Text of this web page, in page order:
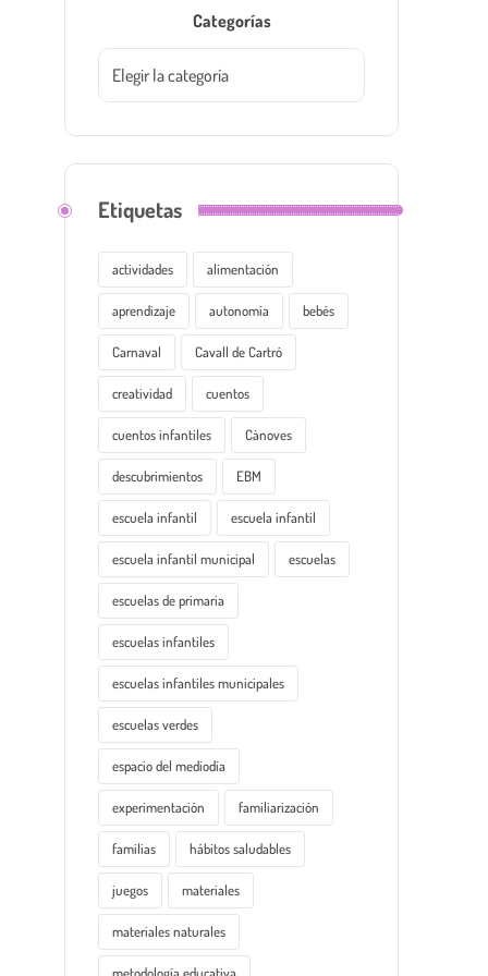
Categorías
Etiquetas
actividades alimentación
aprendizaje autonomía bebés
Carnaval Cavall de Cartró
creatividad cuentos
cuentos infantiles Cànoves
descubrimientos EBM
escuela infantil escuela infantil
escuela infantil municipal escuelas
escuelas de primaria
escuelas infantiles
escuelas infantiles municipales
escuelas verdes
espacio del mediodía
experimentación familiarización
familias hábitos saludables
juegos materiales
materiales naturales